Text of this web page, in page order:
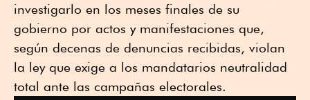
investigarlo en los meses finales de su
gobierno por actos y manifestaciones que,
según decenas de denuncias recibidas, violan
la ley que exige a los mandatarios neutralidad
total ante las campañas electorales.